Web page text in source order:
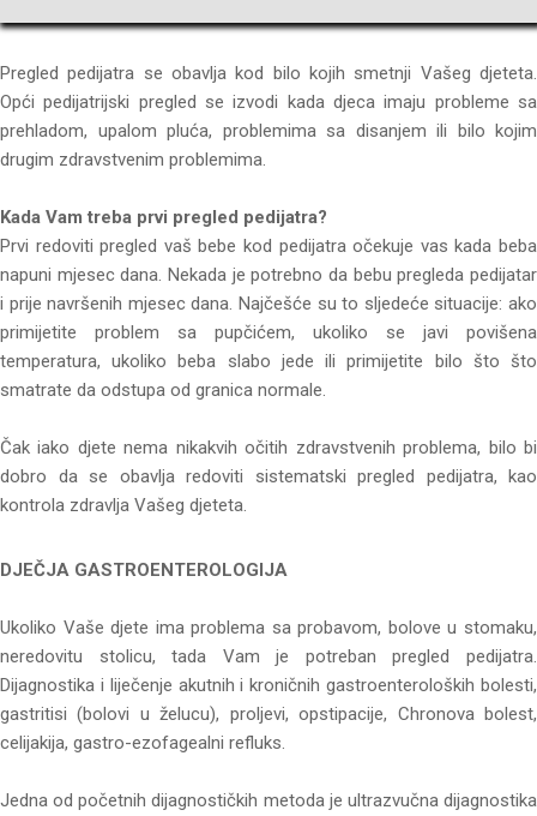
Pregled pedijatra se obavlja kod bilo kojih smetnji Vašeg djeteta.
Opći pedijatrijski pregled se izvodi kada djeca imaju probleme sa
prehladom, upalom pluća, problemima sa disanjem ili bilo kojim
drugim zdravstvenim problemima.
Kada Vam treba prvi pregled pedijatra?
Prvi redoviti pregled vaš bebe kod pedijatra očekuje vas kada beba
napuni mjesec dana. Nekada je potrebno da bebu pregleda pedijatar
i prije navršenih mjesec dana. Najčešće su to sljedeće situacije: ako
primijetite problem sa pupčićem, ukoliko se javi povišena
temperatura, ukoliko beba slabo jede ili primijetite bilo što što
smatrate da odstupa od granica normale.
Čak iako djete nema nikakvih očitih zdravstvenih problema, bilo bi
dobro da se obavlja redoviti sistematski pregled pedijatra, kao
kontrola zdravlja Vašeg djeteta.
DJEČJA GASTROENTEROLOGIJA
Ukoliko Vaše djete ima problema sa probavom, bolove u stomaku,
neredovitu stolicu, tada Vam je potreban pregled pedijatra.
Dijagnostika i liječenje akutnih i kroničnih gastroenteroloških bolesti,
gastritisi (bolovi u želucu), proljevi, opstipacije, Chronova bolest,
celijakija, gastro-ezofagealni refluks.
Jedna od početnih dijagnostičkih metoda je ultrazvučna dijagnostika